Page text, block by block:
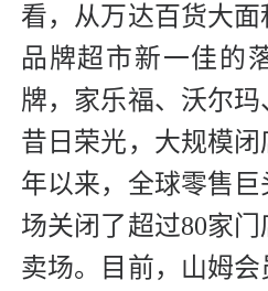
看，从万达百货大
品牌超市新一佳的
牌，家乐福、沃尔
昔日荣光，大规模闭
年以来，全球零售
场关闭了超过80家
卖场。目前，山姆